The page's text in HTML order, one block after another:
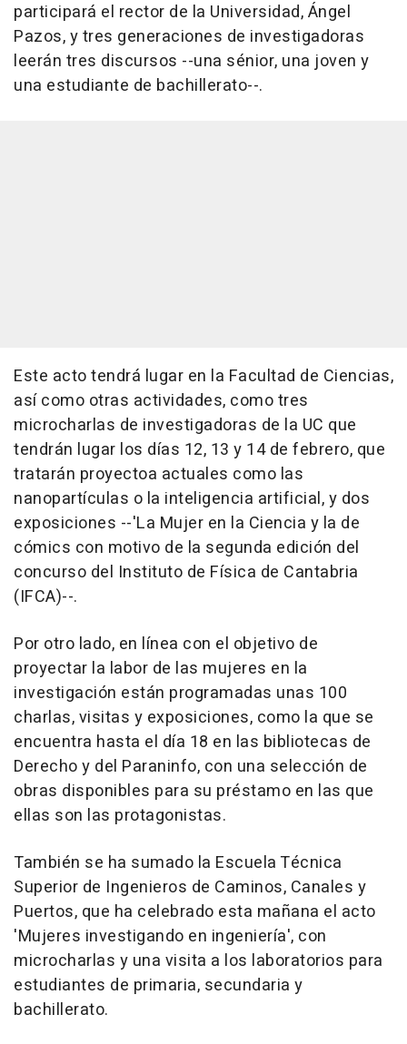
participará el rector de la Universidad, Ángel
Pazos, y tres generaciones de investigadoras
leerán tres discursos --una sénior, una joven y
una estudiante de bachillerato--.
Este acto tendrá lugar en la Facultad de Ciencias,
así como otras actividades, como tres
microcharlas de investigadoras de la UC que
tendrán lugar los días 12, 13 y 14 de febrero, que
tratarán proyectoa actuales como las
nanopartículas o la inteligencia artificial, y dos
exposiciones --'La Mujer en la Ciencia y la de
cómics con motivo de la segunda edición del
concurso del Instituto de Física de Cantabria
(IFCA)--.
Por otro lado, en línea con el objetivo de
proyectar la labor de las mujeres en la
investigación están programadas unas 100
charlas, visitas y exposiciones, como la que se
encuentra hasta el día 18 en las bibliotecas de
Derecho y del Paraninfo, con una selección de
obras disponibles para su préstamo en las que
ellas son las protagonistas.
También se ha sumado la Escuela Técnica
Superior de Ingenieros de Caminos, Canales y
Puertos, que ha celebrado esta mañana el acto
'Mujeres investigando en ingeniería', con
microcharlas y una visita a los laboratorios para
estudiantes de primaria, secundaria y
bachillerato.